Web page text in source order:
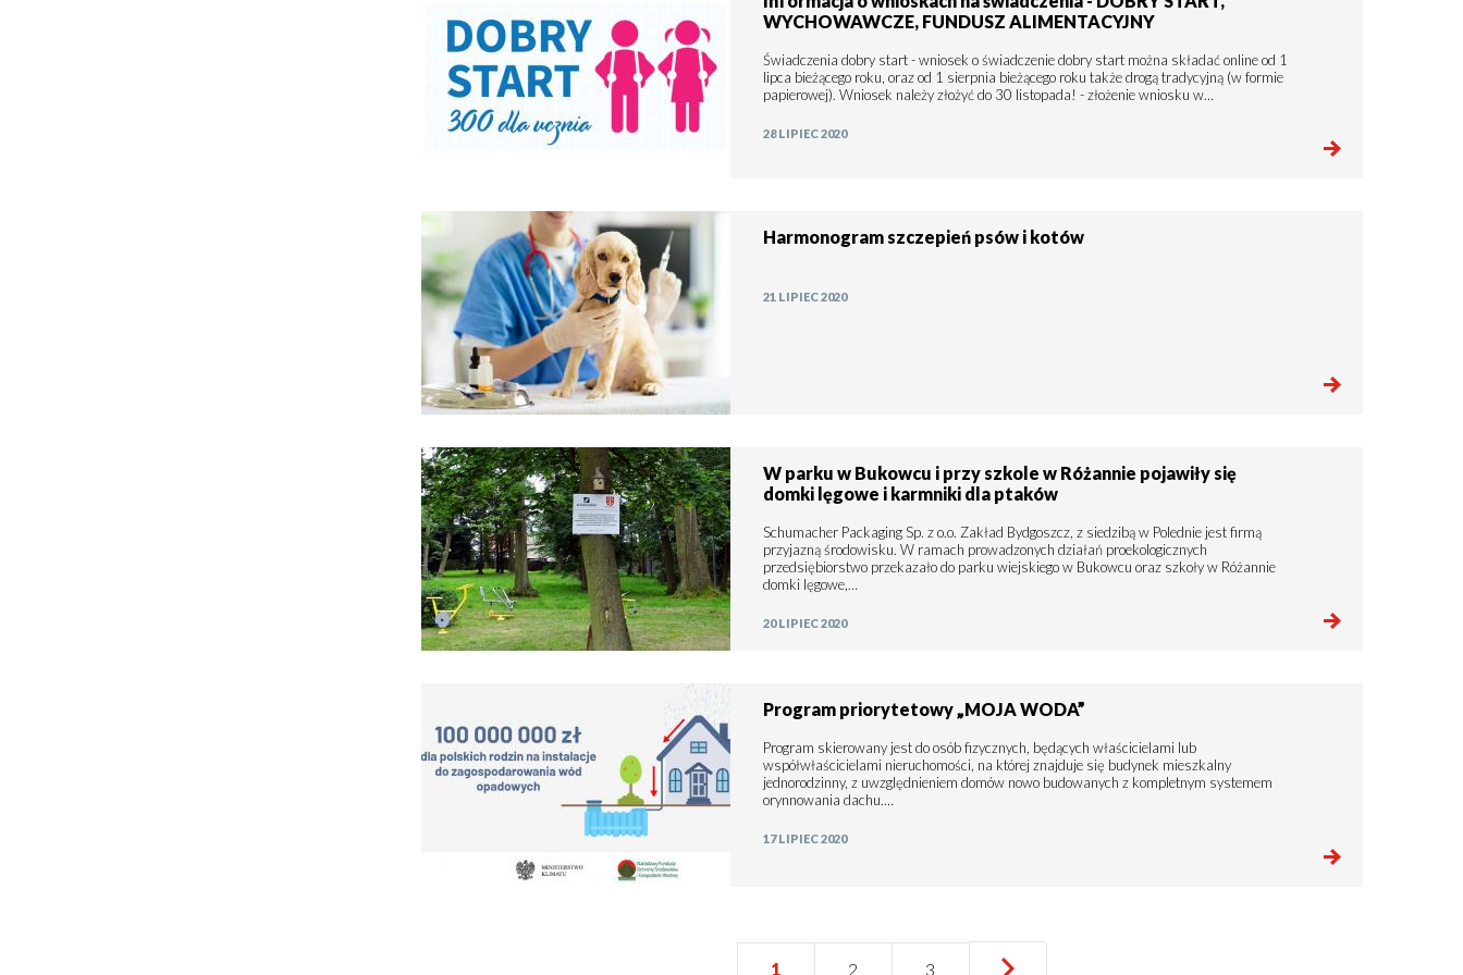
WYCHOWAWCZE, FUNDUSZ ALIMENTACYJNY
Świadczenia dobry start - wniosek o świadczenie dobry start można składać online od 1
lipca bieżącego roku, oraz od 1 sierpnia bieżącego roku także drogą tradycyjną (w formie
papierowej). Wniosek należy złożyć do 30 listopada! - złożenie wniosku w…
28 LIPIEC 2020
Harmonogram szczepień psów i kotów
21 LIPIEC 2020
W parku w Bukowcu i przy szkole w Różannie pojawiły się
domki lęgowe i karmniki dla ptaków
Schumacher Packaging Sp. z o.o. Zakład Bydgoszcz, z siedzibą w Polednie jest firmą
przyjazną środowisku. W ramach prowadzonych działań proekologicznych
przedsiębiorstwo przekazało do parku wiejskiego w Bukowcu oraz szkoły w Różannie
domki lęgowe,…
20 LIPIEC 2020
Program priorytetowy „MOJA WODA”
Program skierowany jest do osób fizycznych, będących właścicielami lub
współwłaścicielami nieruchomości, na której znajduje się budynek mieszkalny
jednorodzinny, z uwzględnieniem domów nowo budowanych z kompletnym systemem
orynnowania dachu.…
17 LIPIEC 2020
Bieżąca
1 Strona
2 Strona
3 Następna
›